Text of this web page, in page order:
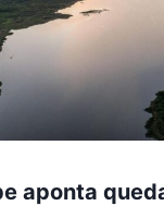
aponta